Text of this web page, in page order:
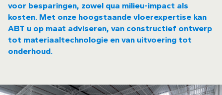
voor besparingen, zowel qua milieu-impact als
kosten. Met onze hoogstaande vloerexpertise kan
ABT u op maat adviseren, van constructief ontwerp
tot materiaaltechnologie en van uitvoering tot
onderhoud.